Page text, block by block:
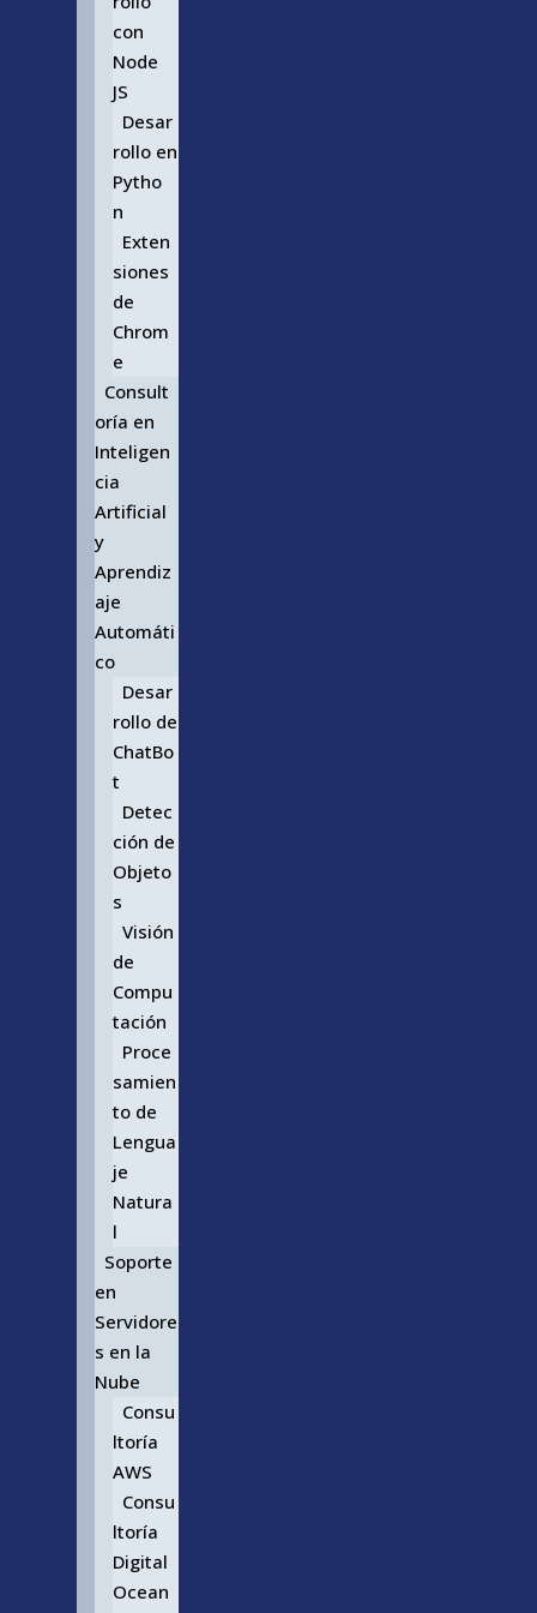
con
Node
JS
Desar
rollo en
Pytho
n
Exten
siones
de
Chrom
e
Consult
oría en
Inteligen
cia
Artificial
y
Aprendiz
aje
Automáti
co
Desar
rollo de
ChatBo
t
Detec
ción de
Objeto
s
Visión
de
Compu
tación
Proce
samien
to de
Lengua
je
Natura
l
Soporte
en
Servidore
s en la
Nube
Consu
ltoría
AWS
Consu
ltoría
Digital
Ocean